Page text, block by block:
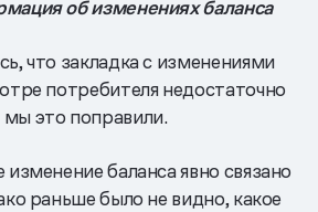
об изменениях баланса
что закладка с изменениями
потребителя недостаточно
это поправили.
баланса явно связано
раньше было не видно, какое